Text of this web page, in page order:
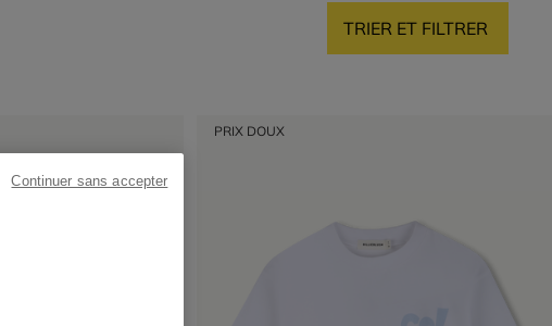
TRIER ET FILTRER
PRIX DOUX
Continuer sans accepter